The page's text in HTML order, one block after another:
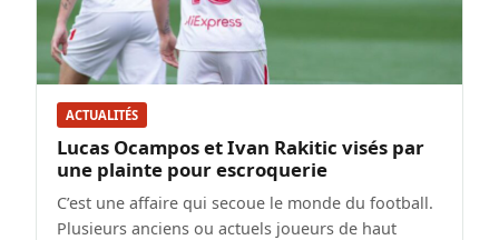
ACTUALITÉS
Lucas Ocampos et Ivan Rakitic visés par
une plainte pour escroquerie
C’est une affaire qui secoue le monde du football.
Plusieurs anciens ou actuels joueurs de haut